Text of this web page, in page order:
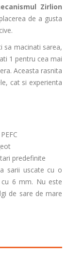
Zirlion
de a gusta
sa macinati sarea,
1 pentru cea mai
Aceasta rasnita
cat si experienta
predefinite
sarii uscate cu o
6 mm. Nu este
de sare de mare